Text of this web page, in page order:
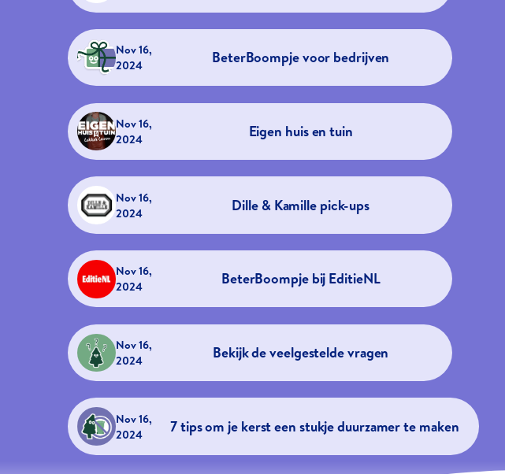
Nov 16,
2024
BeterBoompje voor bedrijven
Nov 16,
2024
Eigen huis en tuin
Nov 16,
2024
Dille & Kamille pick-ups
Nov 16,
2024
BeterBoompje bij EditieNL
Nov 16,
2024
Bekijk de veelgestelde vragen
Nov 16,
2024
7 tips om je kerst een stukje duurzamer te maken